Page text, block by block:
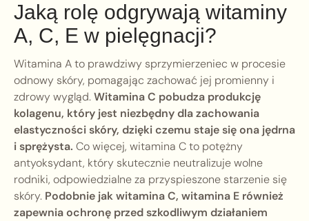
Jaką rolę odgrywają witaminy
A, C, E w pielęgnacji?
Witamina A to prawdziwy sprzymierzeniec w procesie
odnowy skóry, pomagając zachować jej promienny i
zdrowy wygląd.Witamina C pobudza produkcję
kolagenu, który jest niezbędny dla zachowania
elastyczności skóry, dzięki czemu staje się ona jędrna
i sprężysta. Co więcej, witamina C to potężny
antyoksydant, który skutecznie neutralizuje wolne
rodniki, odpowiedzialne za przyspieszone starzenie się
skóry. Podobnie jak witamina C, witamina E również
zapewnia ochronę przed szkodliwym działaniem